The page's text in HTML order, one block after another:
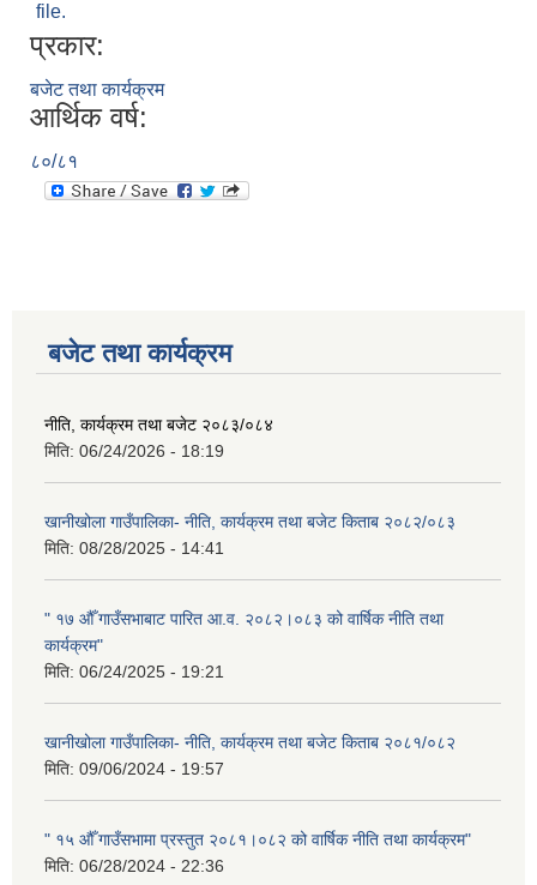
file.
प्रकार:
बजेट तथा कार्यक्रम
आर्थिक वर्ष:
८०/८१
बजेट तथा कार्यक्रम
नीति, कार्यक्रम तथा बजेट २०८३/०८४
मिति: 06/24/2026 - 18:19
खानीखोला गाउँपालिका- नीति, कार्यक्रम तथा बजेट किताब २०८२/०८३
मिति: 08/28/2025 - 14:41
" १७ औँ गाउँसभाबाट पारित आ.व. २०८२।०८३ को वार्षिक नीति तथा
कार्यक्रम"
मिति: 06/24/2025 - 19:21
खानीखोला गाउँपालिका- नीति, कार्यक्रम तथा बजेट किताब २०८१/०८२
मिति: 09/06/2024 - 19:57
" १५ औँ गाउँसभामा प्रस्तुत २०८१।०८२ को वार्षिक नीति तथा कार्यक्रम"
मिति: 06/28/2024 - 22:36